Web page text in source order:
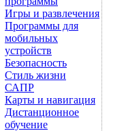
Игры и развлечения
Программы для
мобильных
устройств
Безопасность
Стиль жизни
САПР
Карты и навигация
Дистанционное
обучение